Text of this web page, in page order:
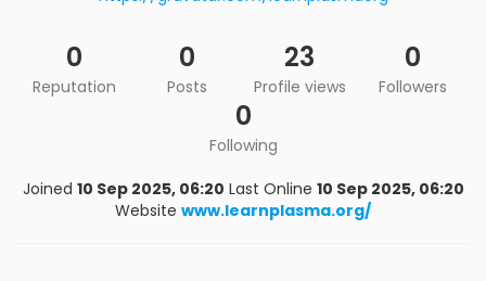
0
Reputation
0
Posts
23
Profile views
0
Followers
0
Following
Joined 10 Sep 2025, 06:20 Last Online 10 Sep 2025, 06:20
Website www.learnplasma.org/